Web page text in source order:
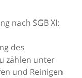
nach SGB XI:
des
zählen unter
und Reinigen